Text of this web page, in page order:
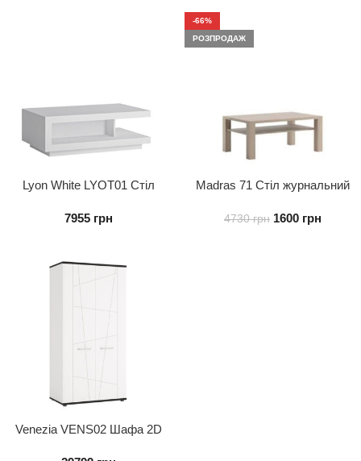
Lyon White LYOT01 Стіл
7955 грн
-66%
РОЗПРОДАЖ
Madras 71 Стіл журнальний
4730грн 1600 грн
Venezia VENS02 Шафа 2D